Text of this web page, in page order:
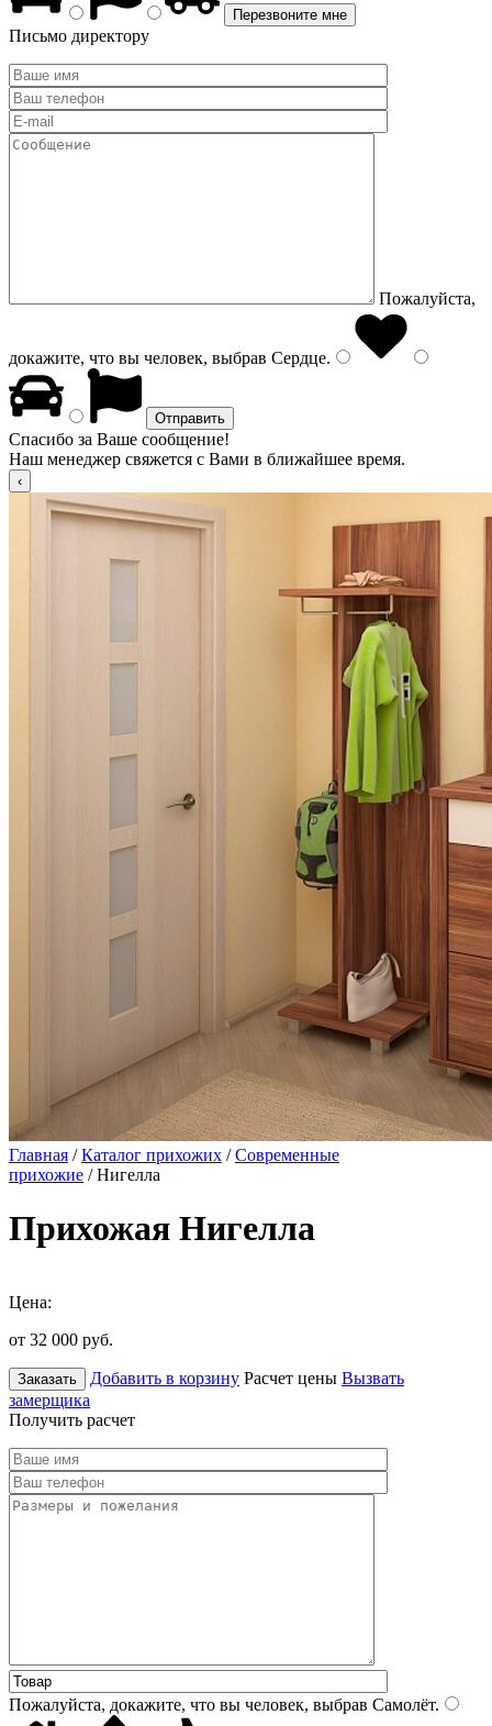
Письмо директору
Пожалуйста,
докажите, что вы человек, выбрав Сердце.
Спасибо за Ваше сообщение!
Наш менеджер свяжется с Вами в ближайшее время.
Главная /Каталог прихожих /Современные
прихожие / Нигелла
Прихожая Нигелла
Цена:
от 32 000 руб.
Заказать Добавить в корзину Расчет цены Вызвать
замерщика
Получить расчет
Пожалуйста, докажите, что вы человек, выбрав Самолёт.